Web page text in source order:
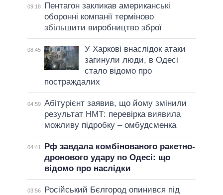
09:18
Пентагон закликав американські
оборонні компанії терміново
збільшити виробництво зброї
08:45
У Харкові внаслідок атаки
загинули люди, в Одесі
стало відомо про
постраждалих
04:59 Абітурієнт заявив, що йому змінили
результат НМТ: перевірка виявила
можливу підробку – омбудсменка
04:41
Рф завдала комбінованого ракетно-
дронового удару по Одесі: що
відомо про наслідки
03:56
Російський Бєлгород опинився під